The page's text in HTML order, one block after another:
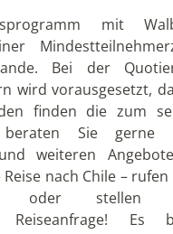
mit
Bei der
wird vorausgesetzt,
finden die zum
Sie gerne
weiteren
nach Chile –
oder stellen
Reiseanfrage! Es